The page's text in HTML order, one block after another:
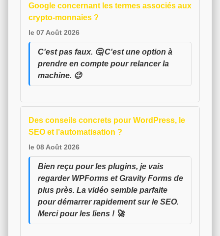
Google concernant les termes associés aux
crypto-monnaies ?
le 07 Août 2026
C'est pas faux. 🤔 C'est une option à
prendre en compte pour relancer la
machine. 😉
Des conseils concrets pour WordPress, le
SEO et l’automatisation ?
le 08 Août 2026
Bien reçu pour les plugins, je vais
regarder WPForms et Gravity Forms de
plus près. La vidéo semble parfaite
pour démarrer rapidement sur le SEO.
Merci pour les liens ! 🚀